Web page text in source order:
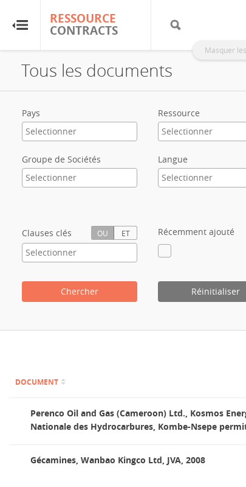
RESSOURCE
CONTRACTS
Masquer
RESSOURCE
CONTRACTS
Accueil
FAQ
Guides
Recherche et analyse
Contact
Tous les documents
Pays Ressource
Groupe de Sociétés Langue
Clauses clés OU ET Récemment ajouté
Chercher Réinitialiser
DOCUMENT
Perenco Oil and Gas (Cameroon) Ltd., Kosmos
Nationale des Hydrocarbures, Kombe-Nsepe
Gécamines, Wanbao Kingco Ltd, JVA, 2008